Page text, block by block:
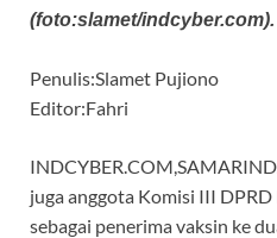
(foto:slamet/indcyber.com).
Penulis:Slamet Pujiono
Editor:Fahri
juga anggota Komisi III
sebagai penerima vaksin ke